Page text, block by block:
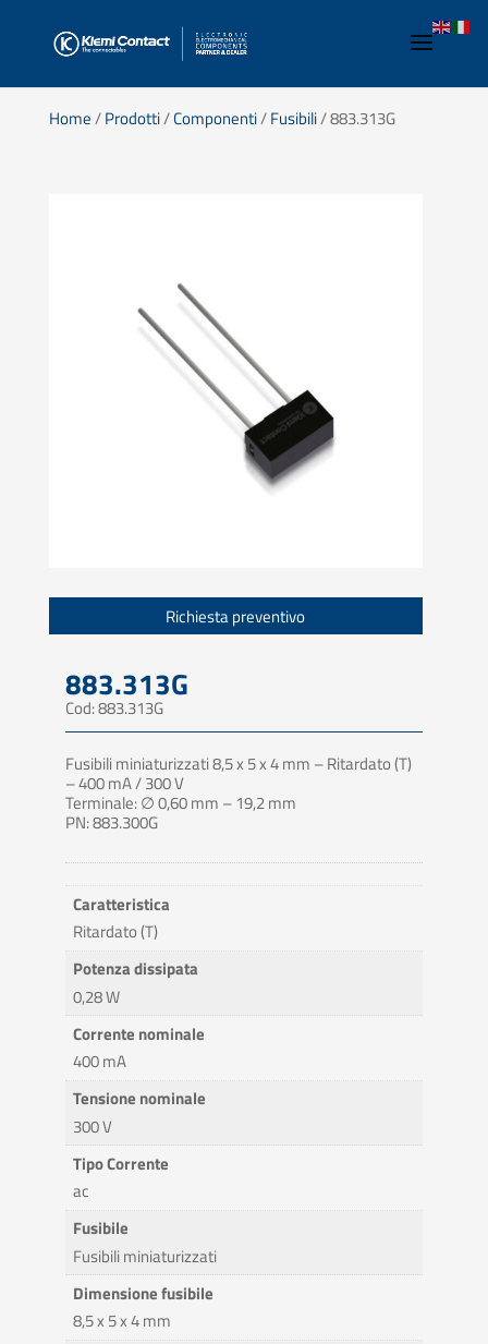
Home/Prodotti/Componenti/Fusibili/ 883.313G
Richiesta preventivo
883.313G
Cod: 883.313G
Fusibili miniaturizzati 8,5 x 5 x 4 mm – Ritardato (T)
– 400 mA / 300 V
Terminale: ∅ 0,60 mm – 19,2 mm
PN: 883.300G
Caratteristica
Ritardato (T)
Potenza dissipata
0,28 W
Corrente nominale
400 mA
Tensione nominale
300 V
Tipo Corrente
ac
Fusibile
Fusibili miniaturizzati
Dimensione fusibile
8,5 x 5 x 4 mm